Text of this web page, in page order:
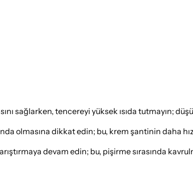
sağlarken, tencereyi yüksek ısıda tutmayın;
olmasına dikkat edin; bu, krem şantinin daha
devam edin; bu, pişirme sırasında